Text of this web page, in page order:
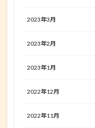
2023年3月
2023年2月
2023年1月
2022年12月
2022年11月